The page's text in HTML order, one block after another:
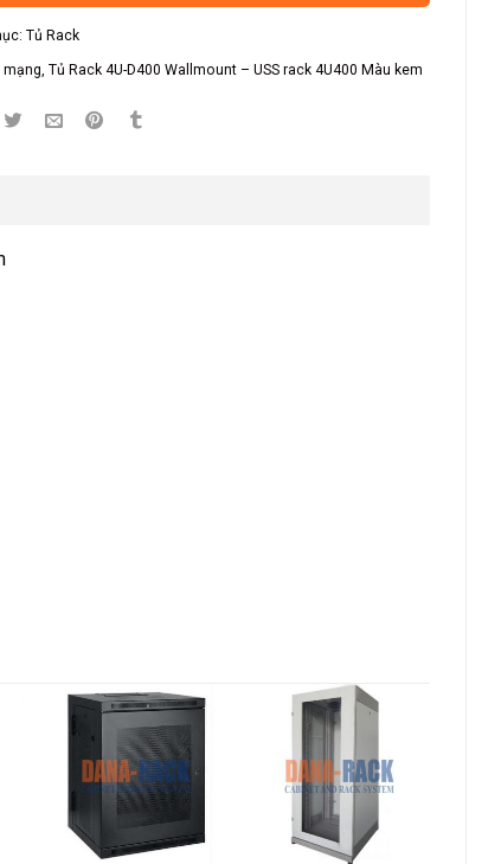
Tủ Rack
mạng, Tủ Rack 4U-D400 Wallmount – USS rack 4U400 Màu kem
Add to
wishlist
Add to